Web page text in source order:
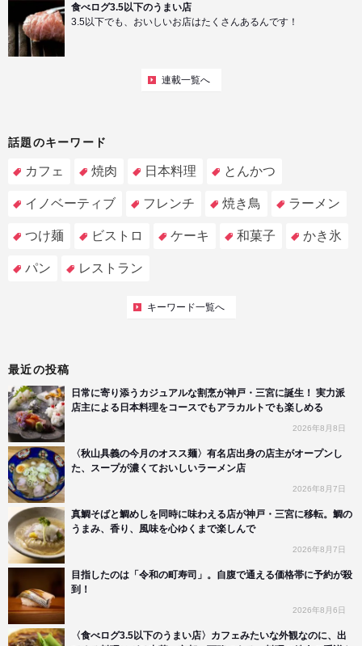
食べログ3.5以下のうまい店
3.5以下でも、おいしいお店はたくさんあるんです！
連載一覧へ
話題のキーワード
カフェ 焼肉 日本料理 とんかつ
イノベーティブ フレンチ 焼き鳥 ラーメン
つけ麺 ビストロ ケーキ 和菓子 かき氷
パン レストラン
キーワード一覧へ
最近の投稿
日常に寄り添うカジュアルな割烹が神戸・三宮に誕生！ 実力派
店主による日本料理をコースでもアラカルトでも楽しめる
2026年8月8日
〈秋山具義の今月のオスス麺〉有名店出身の店主がオープンし
た、スープが濃くておいしいラーメン店
2026年8月7日
真鯛そばと鯛めしを同時に味わえる店が神戸・三宮に移転。鯛の
うまみ、香り、風味を心ゆくまで楽しんで
2026年8月7日
目指したのは「令和の町寿司」。自腹で通える価格帯に予約が殺
到！
2026年8月6日
〈食べログ3.5以下のうまい店〉カフェみたいな外観なのに、出